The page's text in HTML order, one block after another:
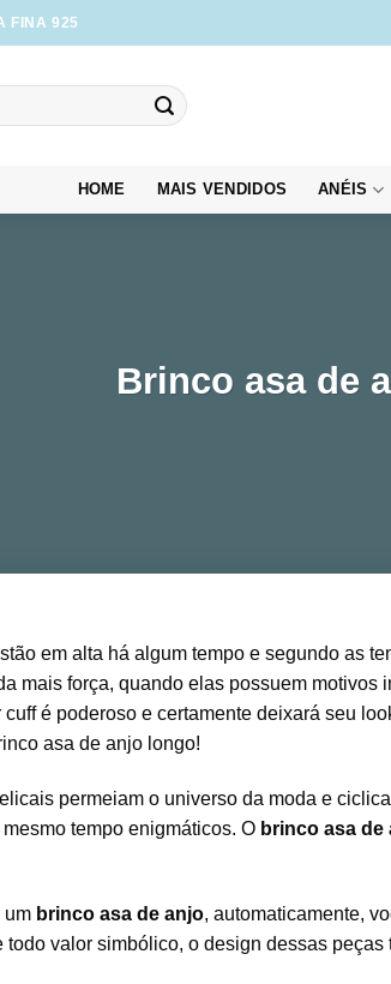
FINA 925
HOME MAIS VENDIDOS ANÉIS
Brinco asa de
em alta há algum tempo e segundo as
mais força, quando elas possuem motivos
cuff é poderoso e certamente deixará seu
asa de anjo longo!
permeiam o universo da moda e
tempo enigmáticos. O brinco asa de
um brinco asa de anjo, automaticamente,
todo valor simbólico, o design dessas